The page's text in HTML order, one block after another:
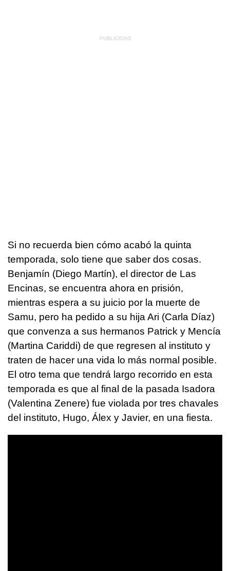
Si no recuerda bien cómo acabó la quinta
temporada, solo tiene que saber dos cosas.
Benjamín (Diego Martín), el director de Las
Encinas, se encuentra ahora en prisión,
mientras espera a su juicio por la muerte de
Samu, pero ha pedido a su hija Ari (Carla Díaz)
que convenza a sus hermanos Patrick y Mencía
(Martina Cariddi) de que regresen al instituto y
traten de hacer una vida lo más normal posible.
El otro tema que tendrá largo recorrido en esta
temporada es que al final de la pasada Isadora
(Valentina Zenere) fue violada por tres chavales
del instituto, Hugo, Álex y Javier, en una fiesta.